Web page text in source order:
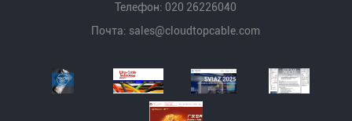
Телефон: 020 26226040
Почта: sales@cloudtopcable.com